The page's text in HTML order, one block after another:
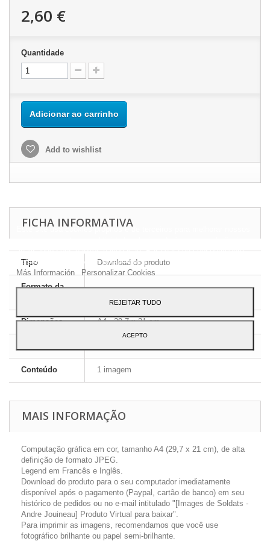
2,60 €
Quantidade
Adicionar ao carrinho
Add to wishlist
FICHA INFORMATIVA
Tipo Download do produto
Formato da
Dimensões A4 - 29,7 x 21 cm
Conteúdo 1 imagem
MAIS INFORMAÇÃO
Computação gráfica em cor, tamanho A4 (29,7 x 21 cm), de alta
definição de formato JPEG.
Legend em Francês e Inglês.
Download do produto para o seu computador imediatamente
disponível após o pagamento (Paypal, cartão de banco) em seu
histórico de pedidos ou no e-mail intitulado "[Images de Soldats -
Andre Jouineau] Produto Virtual para baixar".
Para imprimir as imagens, recomendamos que você use
fotográfico brilhante ou papel semi-brilhante.
Este site usa cookies próprios e de terceiros para melhorar nossos
analisando seus hábitos navegação. Para dar seu consentimento
ao seu uso, pressione o botão Aceito.
Más Información
Personalizar Cookies
REJEITAR TUDO
ACEPTO